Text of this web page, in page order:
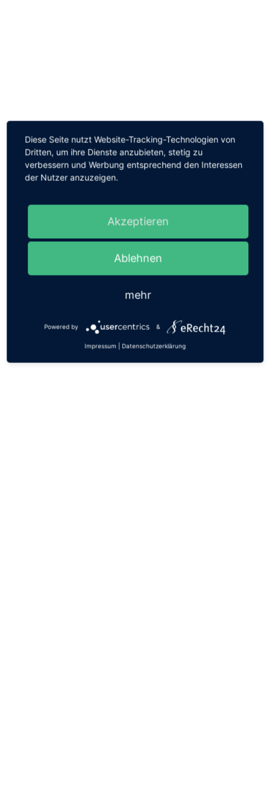
Diese Seite nutzt Website-Tracking-Technologien von
Dritten, um ihre Dienste anzubieten, stetig zu
verbessern und Werbung entsprechend den Interessen
der Nutzer anzuzeigen.
Akzeptieren
Ablehnen
mehr
Powered by &
Impressum Datenschutzerklärung